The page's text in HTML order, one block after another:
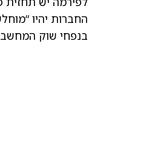
החברות יהיו
בנפחי שוק